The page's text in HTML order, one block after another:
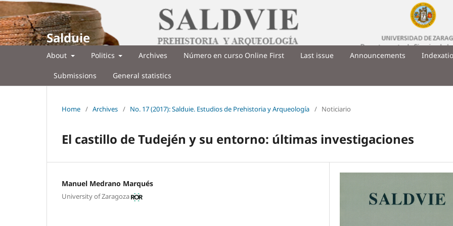
Salduie
About Politics Archives Número en curso Online First Last issue Announcements
Submissions General statistics
Home / Archives / No. 17 (2017): Salduie. Estudios de Prehistoria y Arqueología / Noticiario
El castillo de Tudején y su entorno: últimas investigaciones
Manuel Medrano Marqués
University of Zaragoza